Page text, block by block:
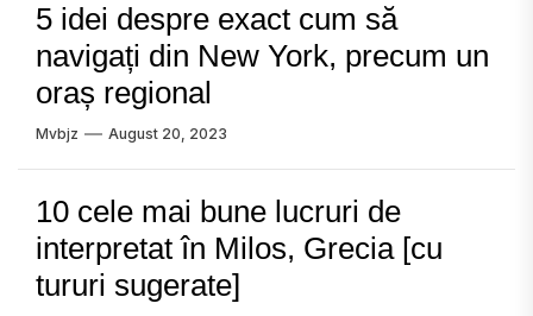
5 idei despre exact cum să
navigați din New York, precum un
oraș regional
Mvbjz August 20, 2023
10 cele mai bune lucruri de
interpretat în Milos, Grecia [cu
tururi sugerate]